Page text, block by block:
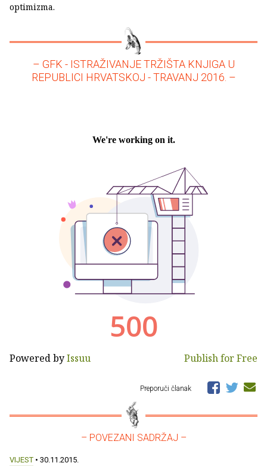
optimizma.
– GFK - ISTRAŽIVANJE TRŽIŠTA KNJIGA U
REPUBLICI HRVATSKOJ - TRAVANJ 2016. –
Powered byIssuu Publish for Free
Preporuči članak
– POVEZANI SADRŽAJ –
VIJEST • 30.11.2015.